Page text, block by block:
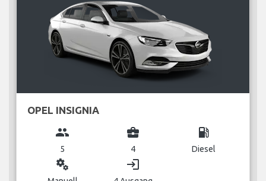
OPEL INSIGNIA
group
5
business_center
4
local_gas_station
Diesel
miscellaneous_services login